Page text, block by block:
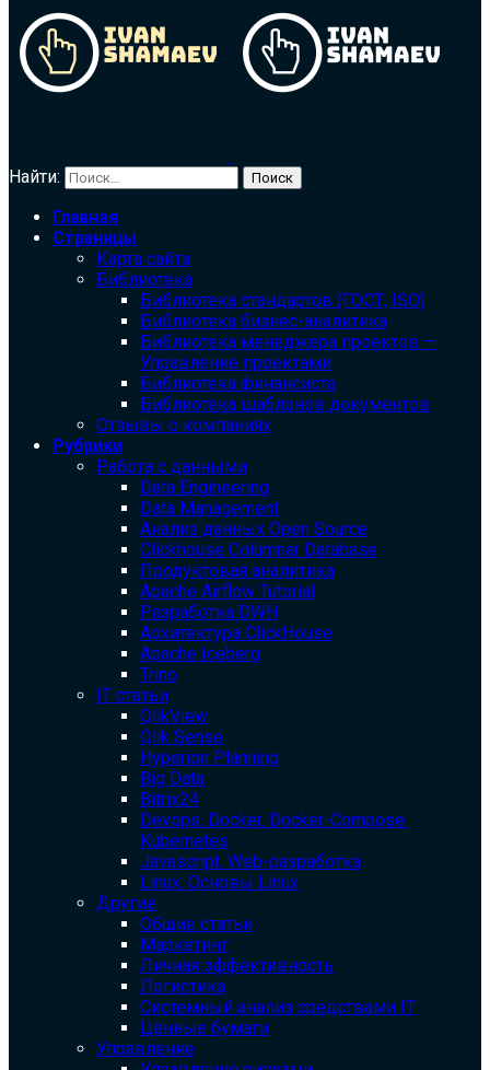
Найти:
Главная
Страницы
Карта сайта
Библиотека
Библиотека cтандартов (ГОСТ, ISO)
Библиотека бизнес-аналитика
Библиотека менеджера проектов —
Управление проектами
Библиотека финансиста
Библиотека шаблонов документов
Отзывы о компаниях
Рубрики
Работа с данными
Data Engineering
Data Management
Анализ данных Open Source
Clickhouse Columnar Database
Продуктовая аналитика
Apache Airflow Tutorial
Разработка DWH
Архитектура ClickHouse
Apache Iceberg
Trino
IT статьи
QlikView
Qlik Sense
Hyperion Planning
Big Data
Bitrix24
Devops. Docker. Docker-Compose.
Kubernetes
Javascript. Web-разработка
Linux. Основы Linux
Другие
Общие статьи
Маркетинг
Личная эффективность
Логистика
Системный анализ средствами IT
Ценные бумаги
Управление